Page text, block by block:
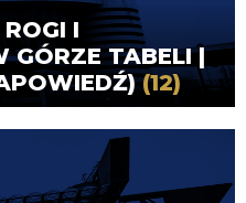
I
GÓRZE TABELI |
(12)